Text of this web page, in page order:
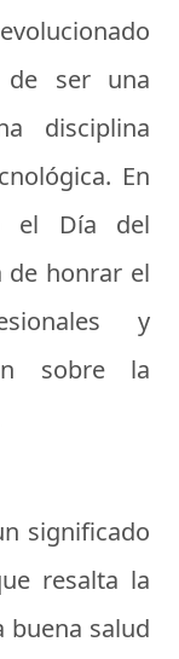
de ser una
disciplina
En
el Día del
honrar el
y
sobre la
significado
resalta la
salud